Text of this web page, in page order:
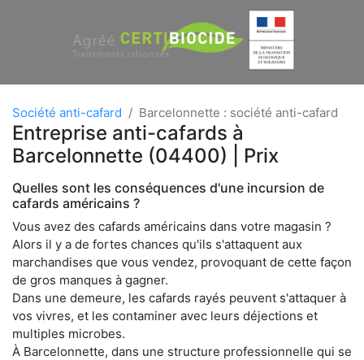
Société anti-cafard Barcelonnette : société anti-cafard
Entreprise anti-cafards à
Barcelonnette (04400) | Prix
Quelles sont les conséquences d'une incursion de
cafards américains ?
Vous avez des cafards américains dans votre magasin ?
Alors il y a de fortes chances qu'ils s'attaquent aux
marchandises que vous vendez, provoquant de cette façon
de gros manques à gagner.
Dans une demeure, les cafards rayés peuvent s'attaquer à
vos vivres, et les contaminer avec leurs déjections et
multiples microbes.
À Barcelonnette, dans une structure professionnelle qui se